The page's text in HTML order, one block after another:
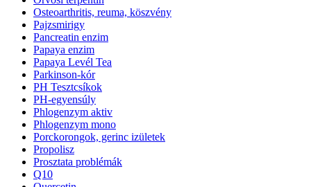
Osteoarthritis, reuma, köszvény
Pajzsmirigy
Pancreatin enzim
Papaya enzim
Papaya Levél Tea
Parkinson-kór
PH Tesztcsíkok
PH-egyensúly
Phlogenzym aktiv
Phlogenzym mono
Porckorongok, gerinc izületek
Propolisz
Prosztata problémák
Q10